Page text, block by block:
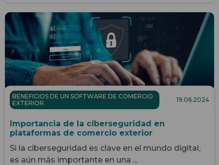
BENEFICIOS DE UN SOFTWARE DE COMERCIO
EXTERIOR
19.06.2024
Importancia de la ciberseguridad en
plataformas de comercio exterior
Si la ciberseguridad es clave en el mundo digital,
es aún más importante en una ...